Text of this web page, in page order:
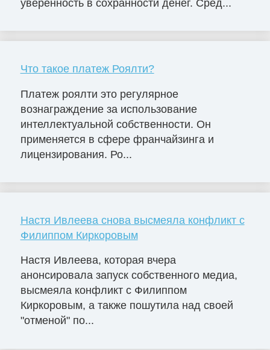
уверенность в сохранности денег. Сред...
Что такое платеж Роялти?
Платеж роялти это регулярное
вознаграждение за использование
интеллектуальной собственности. Он
применяется в сфере франчайзинга и
лицензирования. Ро...
Настя Ивлеева снова высмеяла конфликт с
Филиппом Киркоровым
Настя Ивлеева, которая вчера
анонсировала запуск собственного медиа,
высмеяла конфликт с Филиппом
Киркоровым, а также пошутила над своей
"отменой" по...